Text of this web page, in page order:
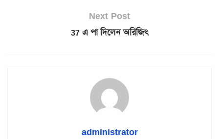
Next Post
37 এ পা দিলেন অরিজিৎ
administrator